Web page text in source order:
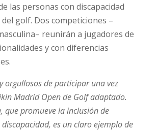
las personas con discapacidad
golf. Dos competiciones –
reunirán a jugadores de
y con diferencias
orgullosos de participar una vez
Madrid Open de Golf adaptado.
que promueve la inclusión de
es un claro ejemplo de